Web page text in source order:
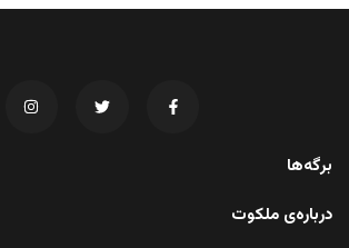
برگه‌ها
درباره‌ی ملکوت